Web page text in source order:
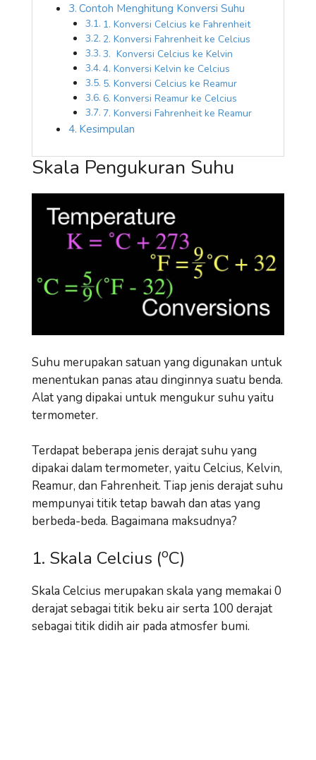
Contoh Menghitung Konversi Suhu
1. Konversi Celcius ke Fahrenheit
2. Konversi Fahrenheit ke Celcius
3. Konversi Celcius ke Kelvin
4. Konversi Kelvin ke Celcius
5. Konversi Celcius ke Reamur
6. Konversi Reamur ke Celcius
7. Konversi Fahrenheit ke Reamur
Kesimpulan
Skala Pengukuran Suhu
Suhu merupakan satuan yang digunakan untuk
menentukan panas atau dinginnya suatu benda.
Alat yang dipakai untuk mengukur suhu yaitu
termometer.
Terdapat beberapa jenis derajat suhu yang
dipakai dalam termometer, yaitu Celcius, Kelvin,
Reamur, dan Fahrenheit. Tiap jenis derajat suhu
mempunyai titik tetap bawah dan atas yang
berbeda-beda. Bagaimana maksudnya?
1. Skala Celcius (oC)
Skala Celcius merupakan skala yang memakai 0
derajat sebagai titik beku air serta 100 derajat
sebagai titik didih air pada atmosfer bumi.